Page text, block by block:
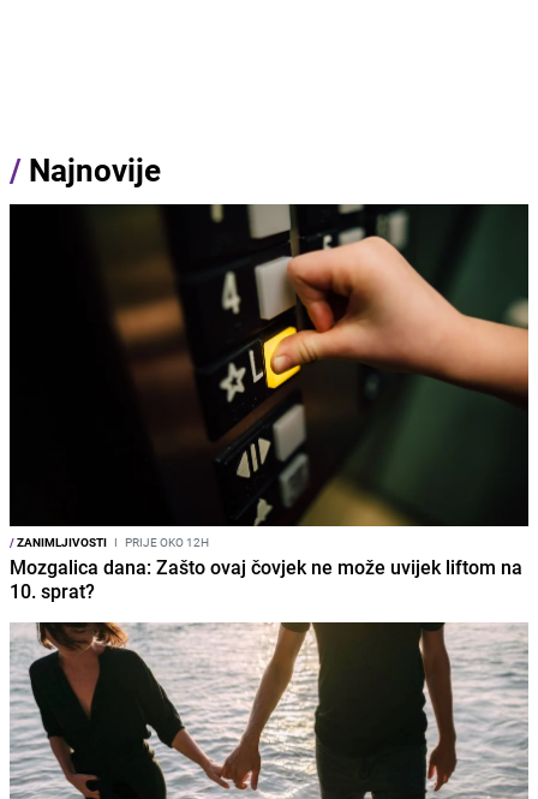
/ Najnovije
/ZANIMLJIVOSTI I PRIJE OKO 12H
Mozgalica dana: Zašto ovaj čovjek ne može uvijek liftom na
10. sprat?